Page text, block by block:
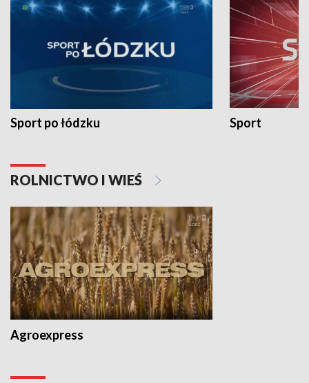
Sport po łódzku Sport
ROLNICTWO I WIEŚ
Agroexpress